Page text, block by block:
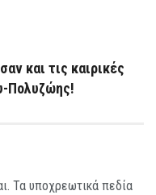
και τις καιρικές
Πολυζώης!
Τα υποχρεωτικά πεδία